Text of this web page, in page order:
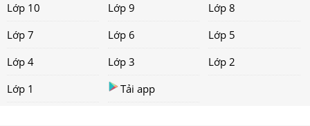
Lớp 10
Lớp 9
Lớp 8
Lớp 7
Lớp 6
Lớp 5
Lớp 4
Lớp 3
Lớp 2
Lớp 1
Tải app